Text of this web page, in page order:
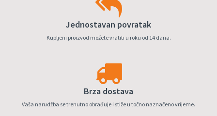
Jednostavan povratak
Kupljeni proizvod možete vratiti u roku od 14 dana.
Brza dostava
Vaša narudžba se trenutno obrađuje i stiže u točno naznačeno vrijeme.